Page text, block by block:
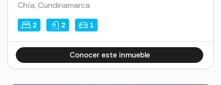
Chía, Cundinamarca
2 2 1
Conocer este inmueble
Cl1ck4dmin2023Hous3